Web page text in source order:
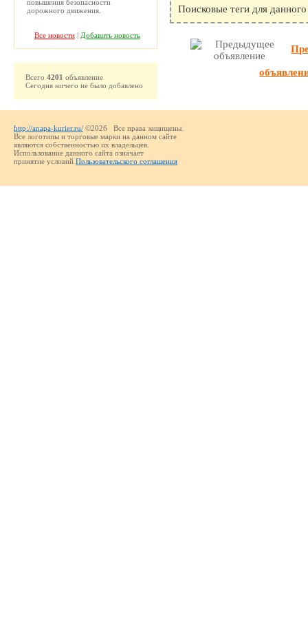
Поисковые теги для
повышения безопасности
дорожного движения.
Все новости| Добавить новость
Всего 4201 объявление
Сегодня ничего не было добавлено
http://anapa-kurier.ru/ ©2026 Все права защищены.
Все логотипы и торговые марки на данном сайте
являются собственностью их владельцев.
Использование данного сайта означает
принятие условий Пользовательского соглашения